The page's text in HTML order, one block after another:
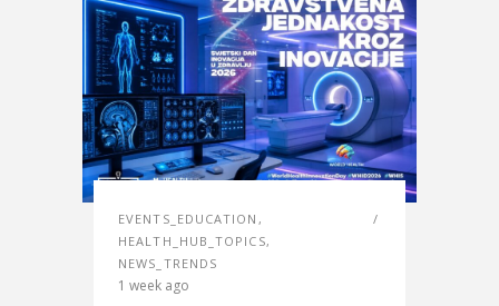
EVENTS_EDUCATION ,
HEALTH_HUB_TOPICS,
NEWS_TRENDS
1 week ago